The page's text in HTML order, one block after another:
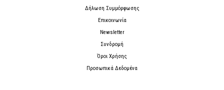
Δήλωση Συμμόρφωσης
Επικοινωνία
Newsletter
Συνδρομή
Όροι Χρήσης
Προσωπικά Δεδομένα